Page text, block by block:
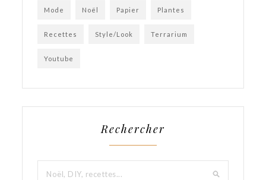
Mode Noël Papier Plantes
Recettes Style/Look Terrarium
Youtube
Rechercher